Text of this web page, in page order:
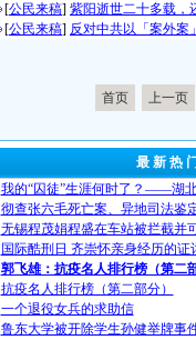
[公民来稿] 紫阳逝世二十多载，
[公民来稿] 反对中共以「案外案
首页 上一页
最 新 热
我的“囚徒”生涯何时了？——湖
彻查张六毛死亡案、异地司法鉴
无锡程茂娟程盛在车站被拦截并
国际酷刑日 齐崇怀亲身经历的证
郭飞雄：抗疫名人排行榜（第二
抗疫名人排行榜（第二部分）
一个退役女兵的求助信
鲁东大学被开除学生孙健举牌事